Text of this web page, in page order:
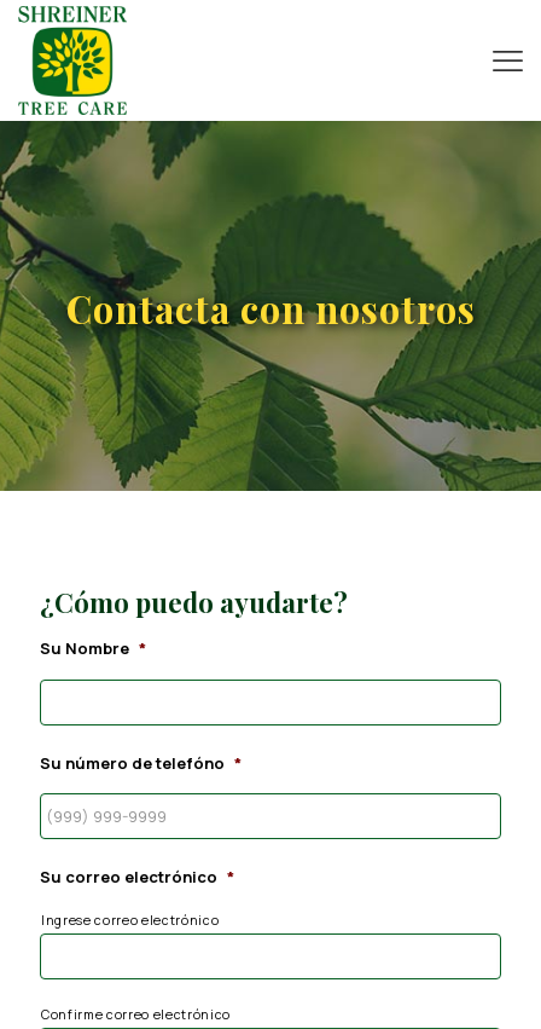
Contacta con nosotros
¿Cómo puedo ayudarte?
Su Nombre *
Su número de telefóno *
Su correo electrónico *
Ingrese correo electrónico
Confirme correo electrónico